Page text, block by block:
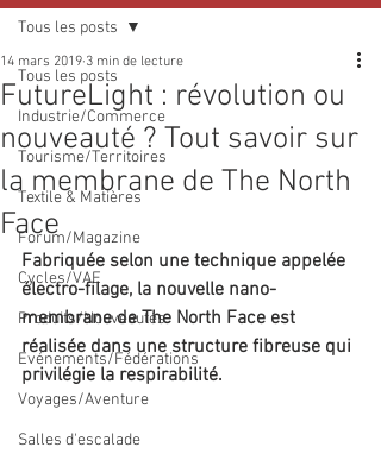
Tous les posts
Industrie/Commerce
Tourisme/Territoires
Textile & Matières
Forum/Magazine
Cycles/VAE
Produits/Nouveautés
Evénements/Fédérations
Voyages/Aventure
Salles d'escalade
Tous les posts
FutureLight : révolution ou
nouveauté ? Tout savoir sur
la membrane de The North
Face
14 mars 2019 3 min de lecture
Fabriquée selon une technique appelée
électro-filage, la nouvelle nano-
membrane de The North Face est
réalisée dans une structure fibreuse qui
privilégie la respirabilité.